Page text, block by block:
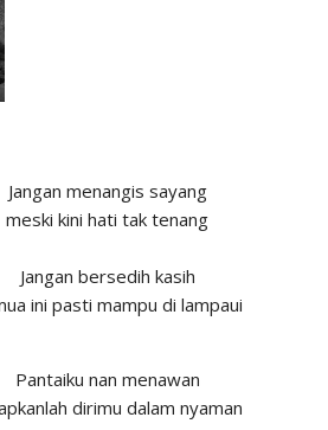
Jangan menangis sayang
meski kini hati tak tenang
Jangan bersedih kasih
ini pasti mampu di lampaui
Pantaiku nan menawan
dirimu dalam nyaman